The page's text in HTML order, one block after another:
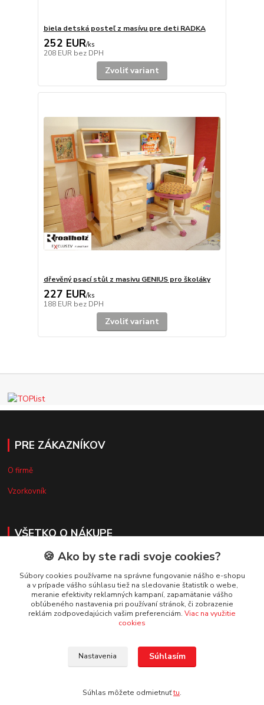
biela detská posteľ z masívu pre deti RADKA
252 EUR/ks
208 EUR bez DPH
Zvoliť variant
dřevěný psací stůl z masivu GENIUS pro školáky
227 EUR/ks
188 EUR bez DPH
Zvoliť variant
PRE ZÁKAZNÍKOV
O firmě
Vzorkovník
VŠETKO O NÁKUPE
Doprava a platba
Obchodné podmienky
Reklamačný poriadok
Ochrana osobných údajov
🍪 Ako by ste radi svoje cookies?
Súbory cookies používame na správne fungovanie nášho e-shopu
a v prípade vášho súhlasu tiež na sledovanie štatistík o webe,
meranie efektivity reklamných kampaní, zapamätanie vášho
obľúbeného nastavenia pri používaní stránok, či zobrazenie
reklám zodpovedajúcich vašim preferenciám. Viac na využitie
cookies
Nastavenia Súhlasím
Súhlas môžete odmietnuťtu.